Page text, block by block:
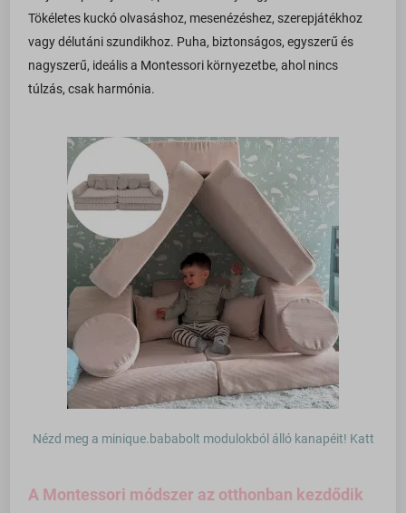
Tökéletes kuckó olvasáshoz, mesenézéshez, szerepjátékhoz
vagy délutáni szundikhoz. Puha, biztonságos, egyszerű és
nagyszerű, ideális a Montessori környezetbe, ahol nincs
túlzás, csak harmónia.
Nézd meg a minique.bababolt modulokból álló kanapéit! Katt
A Montessori módszer az otthonban kezdődik